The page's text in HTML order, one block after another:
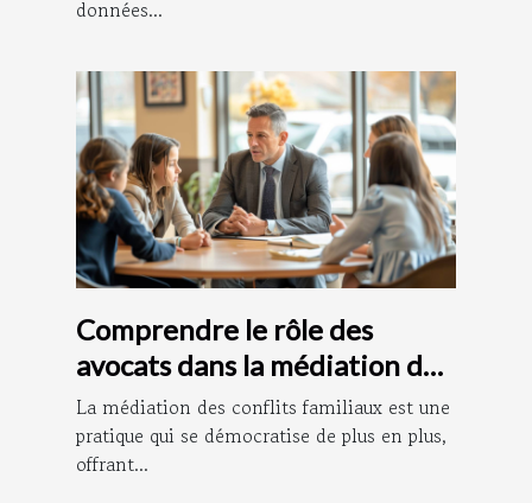
données...
Comprendre le rôle des
avocats dans la médiation des
conflits familiaux
La médiation des conflits familiaux est une
pratique qui se démocratise de plus en plus,
offrant...